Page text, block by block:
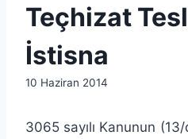
Teçhizat
İstisna
By
10 Haziran 2014
3065 sayılı Kanunun